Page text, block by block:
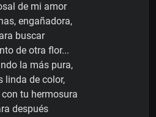
de mi amor
engañadora,
buscar
de otra flor...
la más pura,
linda de color,
con tu hermosura
después